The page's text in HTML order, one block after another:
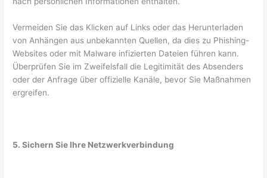
Vermeiden Sie das Klicken auf Links oder das Herunterladen
von Anhängen aus unbekannten Quellen, da dies zu Phishing-
Websites oder mit Malware infizierten Dateien führen kann.
Überprüfen Sie im Zweifelsfall die Legitimität des Absenders
oder der Anfrage über offizielle Kanäle, bevor Sie Maßnahmen
ergreifen.
5. Sichern Sie Ihre Netzwerkverbindung